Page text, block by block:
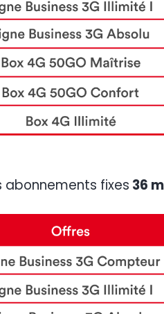
abonnements fixes 36